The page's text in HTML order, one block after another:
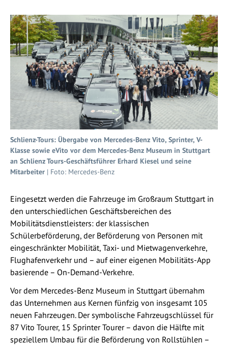
Schlienz-Tours: Übergabe von Mercedes-Benz Vito, Sprinter, V-
Klasse sowie eVito vor dem Mercedes-Benz Museum in Stuttgart
an Schlienz Tours-Geschäftsführer Erhard Kiesel und seine
Mitarbeiter | Foto: Mercedes-Benz
Eingesetzt werden die Fahrzeuge im Großraum Stuttgart in
den unterschiedlichen Geschäftsbereichen des
Mobilitätsdienstleisters: der klassischen
Schülerbeförderung, der Beförderung von Personen mit
eingeschränkter Mobilität, Taxi- und Mietwagenverkehre,
Flughafenverkehr und – auf einer eigenen Mobilitäts-App
basierende – On-Demand-Verkehre.
Vor dem Mercedes-Benz Museum in Stuttgart übernahm
das Unternehmen aus Kernen fünfzig von insgesamt 105
neuen Fahrzeugen. Der symbolische Fahrzeugschlüssel für
87 Vito Tourer, 15 Sprinter Tourer – davon die Hälfte mit
speziellem Umbau für die Beförderung von Rollstühlen –